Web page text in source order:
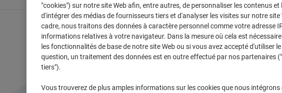
Achetez Plus, Dépensez Moins
CHF41.35
Paquet
À partir
CHF44.70 TVA incl.
"cookies") sur notre site Web afin, entre autres, de personnaliser les contenus et
d'intégrer des médias de fournisseurs tiers et d'analyser les visites sur notre site
cadre, nous traitons des données à caractère personnel comme votre adresse
informations relatives à votre navigateur. Dans la mesure où cela est
les fonctionnalités de base de notre site Web ou si vous avez accepté d'utiliser le
question, un traitement des données est en outre effectué par nos partenaires
tiers").
Vous trouverez de plus amples informations sur les cookies que nous intégrons